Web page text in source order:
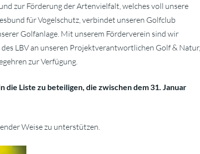
zur Förderung der Artenvielfalt, welches voll unsere
für Vogelschutz, verbindet unseren Golfclub
Golfanlage. Mit unserem Förderverein sind wir
LBV an unseren Projektverantwortlichen Golf & Natur,
zur Verfügung.
die Liste zu beteiligen, die zwischen dem 31. Januar
Weise zu unterstützen.